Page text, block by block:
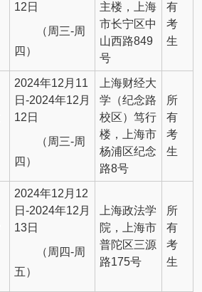
12日
（周三-周
四）
主楼，上海
市长宁区中
山西路849
号
有
考
生
2024年12月11
日-2024年12月
12日
（周三-周
四）
上海财经大
学（纪念路
校区）笃行
楼，上海市
杨浦区纪念
路8号
所
有
考
生
2024年12月12
日-2024年12月
13日
（周四-周
五）
上海政法学
院，上海市
普陀区三源
路175号
所
有
考
生